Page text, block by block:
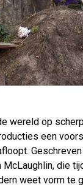
wereld op
een
McLaughlin, die
weet vorm te